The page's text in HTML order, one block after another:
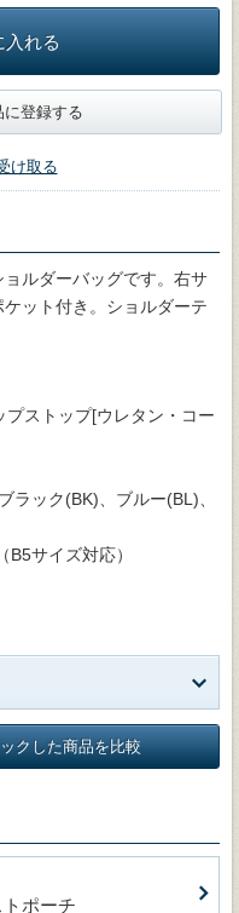
入れる
に登録する
け取る
ルダーバッグです。右サ
ット付き。ショルダーテ
プストップ[ウレタン・コー
ラック(BK)、ブルー(BL)、
B5サイズ対応）
クした商品を比較
ポーチ